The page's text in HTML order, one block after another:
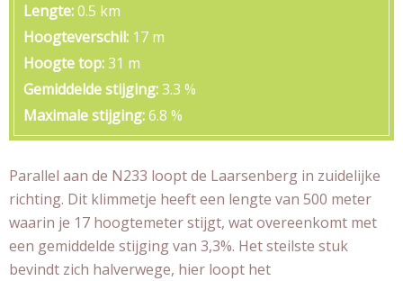
Lengte 0.5 km
Hoogteverschil 17 m
Hoogte top 31 m
Gemiddelde stijging 3.3 %
Maximale stijging 6.8 %
Parallel aan de N233 loopt de Laarsenberg in zuidelijke
richting. Dit klimmetje heeft een lengte van 500 meter
waarin je 17 hoogtemeter stijgt, wat overeenkomt met
een gemiddelde stijging van 3,3%. Het steilste stuk
bevindt zich halverwege, hier loopt het